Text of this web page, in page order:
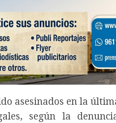
asesinados en la
según la